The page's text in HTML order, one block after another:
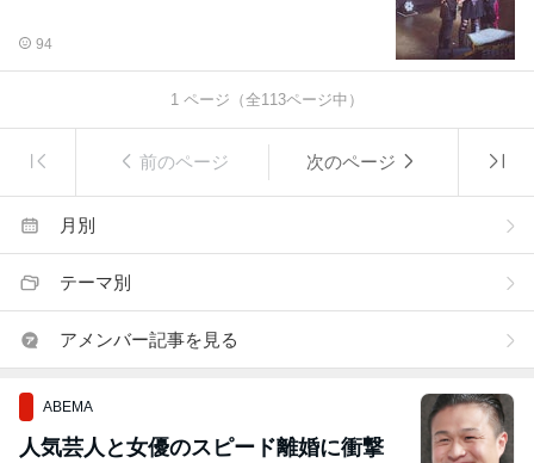
94
1 ページ（全113ページ中）
前のページ 次のページ
月別
テーマ別
アメンバー記事を見る
ABEMA
人気芸人と女優のスピード離婚に衝撃